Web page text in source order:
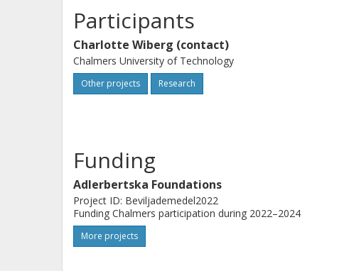
Participants
Charlotte Wiberg (contact)
Chalmers University of Technology
Other projects Research
Funding
Adlerbertska Foundations
Project ID: Beviljademedel2022
Funding Chalmers participation during 2022–2024
More projects